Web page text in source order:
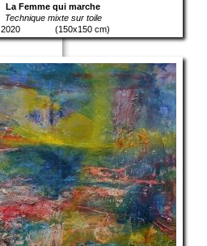
La Femme qui marche
Technique mixte sur toile
2020
(150x150 cm)